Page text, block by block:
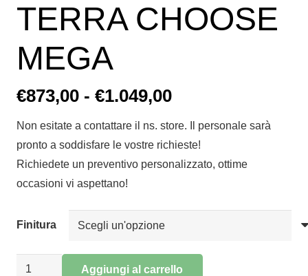
TERRA CHOOSE
MEGA
€873,00 - €1.049,00Fascia
prezzo:
da
€873,00
€1.049,00
Non esitate a contattare il ns. store. Il personale sarà
pronto a soddisfare le vostre richieste!
Richiedete un preventivo personalizzato, ottime
occasioni vi aspettano!
Finitura
LAMPADA
Aggiungi al carrello